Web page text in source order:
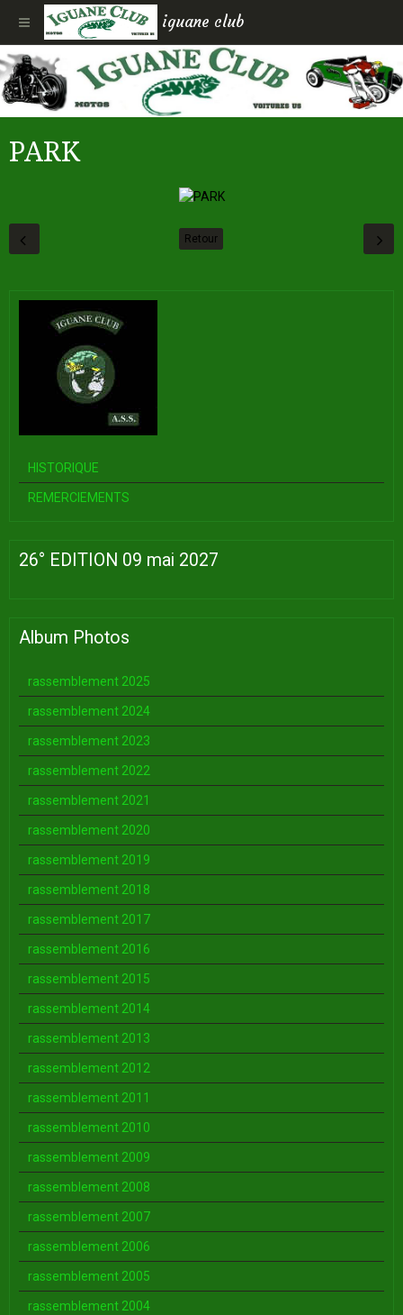
iguane club
PARK
Retour
HISTORIQUE
REMERCIEMENTS
26° EDITION 09 mai 2027
Album Photos
rassemblement 2025
rassemblement 2024
rassemblement 2023
rassemblement 2022
rassemblement 2021
rassemblement 2020
rassemblement 2019
rassemblement 2018
rassemblement 2017
rassemblement 2016
rassemblement 2015
rassemblement 2014
rassemblement 2013
rassemblement 2012
rassemblement 2011
rassemblement 2010
rassemblement 2009
rassemblement 2008
rassemblement 2007
rassemblement 2006
rassemblement 2005
rassemblement 2004